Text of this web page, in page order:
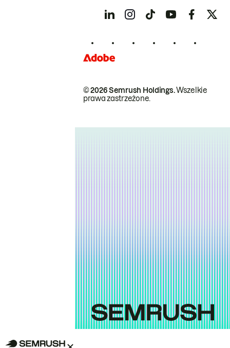
© 2026 Semrush Holdings.Wszelkie
prawa zastrzeżone.